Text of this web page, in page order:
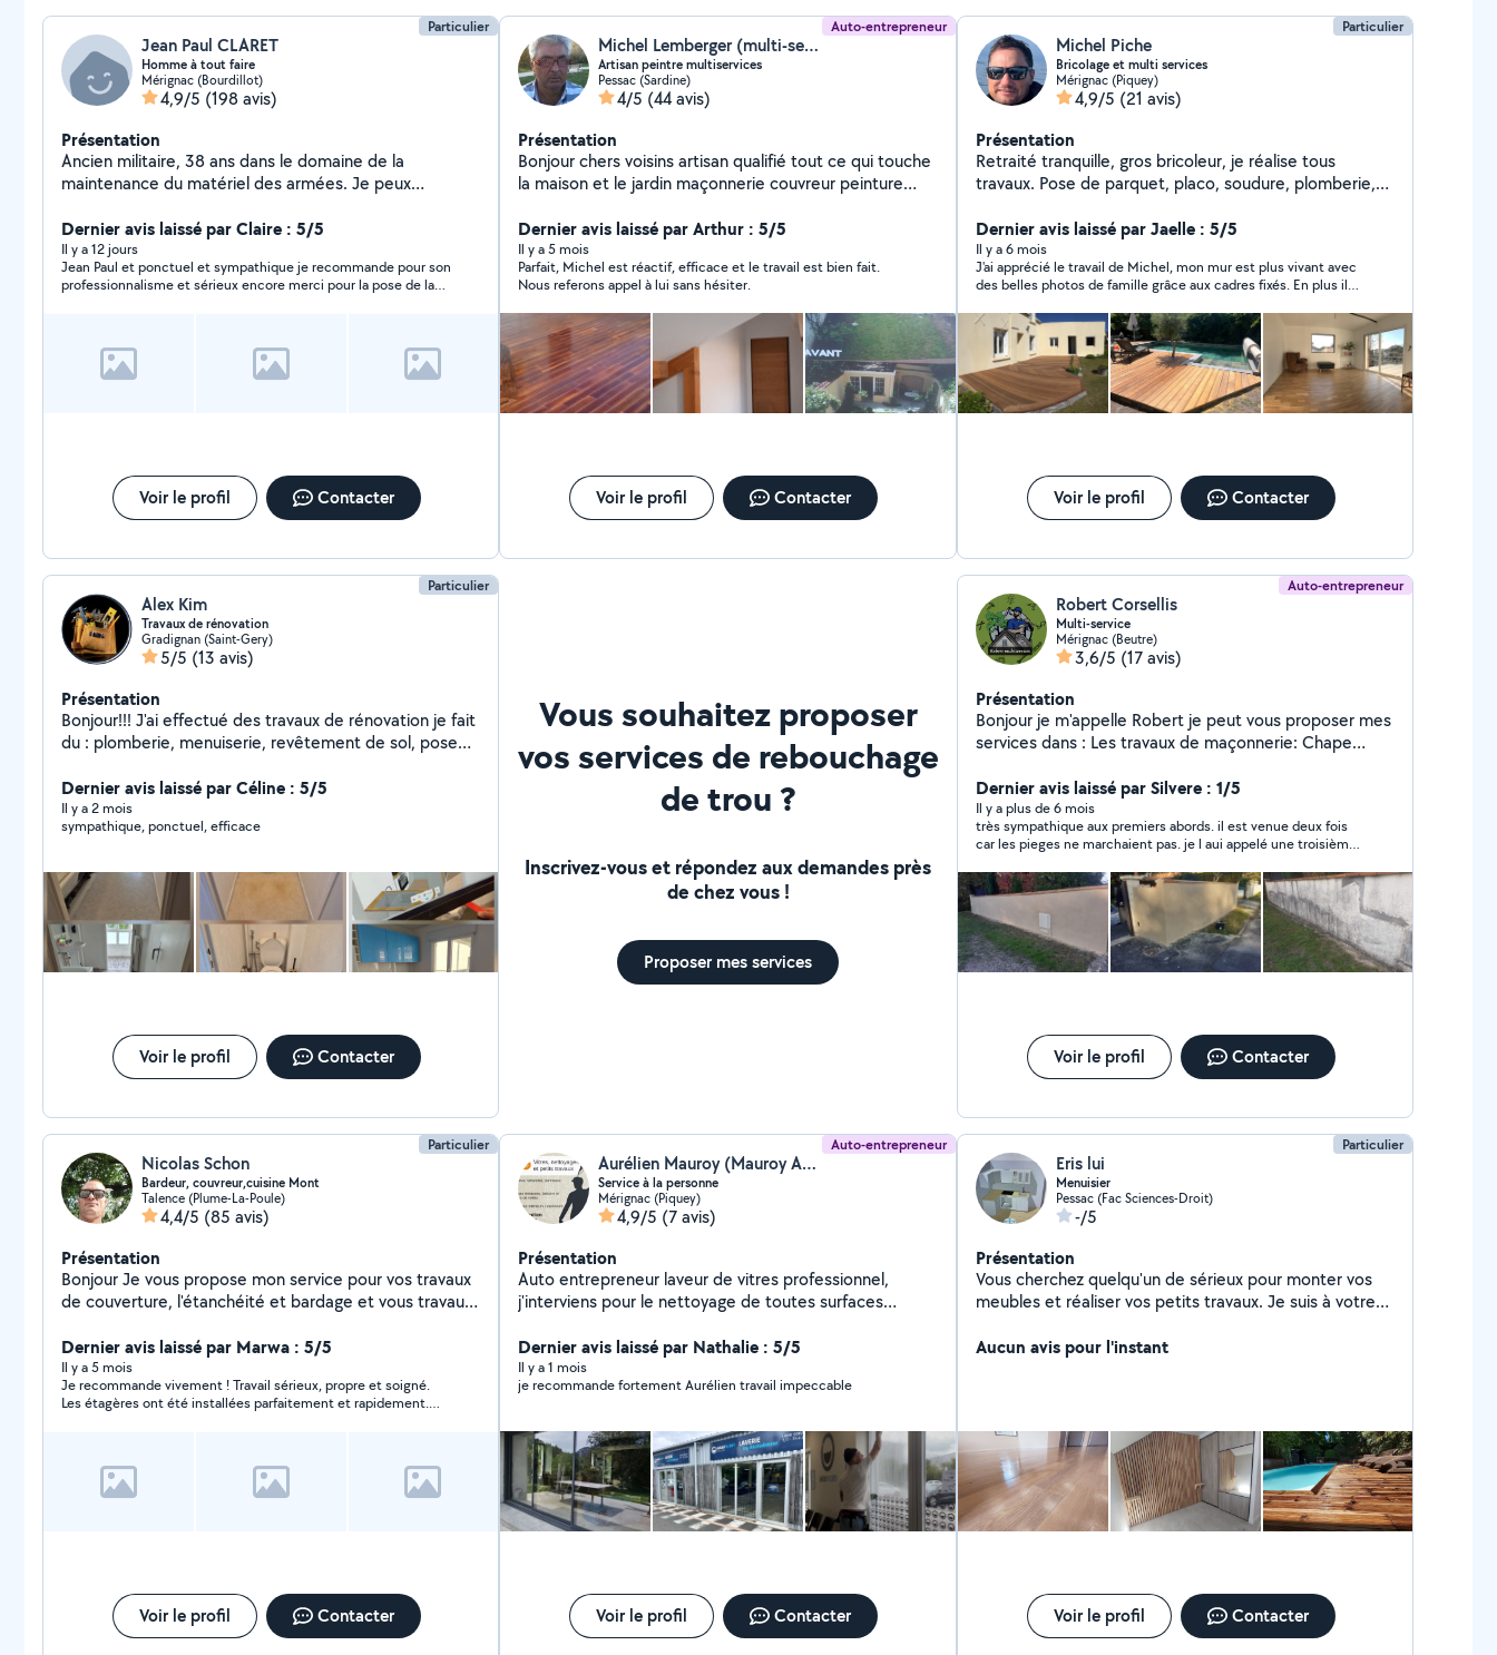
Particulier
Jean Paul CLARET
Homme à tout faire
Mérignac (Bourdillot)
4,9/5 (198 avis)
Présentation
Ancien militaire, 38 ans dans le domaine de la
maintenance du matériel des armées. Je peux
évacuations diverses et autres...Aide à la personne
pour les courses...
Dernier avis laissé par Claire : 5/5
Il y a 12 jours
Jean Paul et ponctuel et sympathique je recommande pour son
professionnalisme et sérieux encore merci pour la pose de la
Voir le profil Contacter
Auto-entrepreneur
Michel Lemberger (multi-services)
Artisan peintre multiservices
Pessac (Sardine)
4/5 (44 avis)
Présentation
Bonjour chers voisins artisan qualifié tout ce qui touche
la maison et le jardin maçonnerie couvreur peinture
gravats et déchets et autres
Dernier avis laissé par Arthur : 5/5
Il y a 5 mois
Parfait, Michel est réactif, efficace et le travail est bien fait.
Nous referons appel à lui sans hésiter.
Voir le profil Contacter
Particulier
Michel Piche
Bricolage et multi services
Mérignac (Piquey)
4,9/5 (21 avis)
Présentation
Retraité tranquille, gros bricoleur, je réalise tous
travaux. Pose de parquet, placo, soudure, plomberie,
Spécialiste des terrasses en bois. Si vous m'envoyez
une demande et que vous recevez une déclinaison de
ma part, c'est probablement que votre périmètre est
trop éloigné de mes préférences sur le site et je ne
peux donc vous répondre y compris par message.
Dernier avis laissé par Jaelle : 5/5
Il y a 6 mois
J'ai apprécié le travail de Michel, mon mur est plus vivant avec
des belles photos de famille grâce aux cadres fixés. En plus il
Voir le profil Contacter
Particulier
Alex Kim
Travaux de rénovation
Gradignan (Saint-Gery)
5/5 (13 avis)
Présentation
Bonjour!!! J'ai effectué des travaux de rénovation je fait
du : plomberie, menuiserie, revêtement de sol, pose
peinture, électricité domestique, montage de
meubles, installation de cuisines...
Dernier avis laissé par Céline : 5/5
Il y a 2 mois
sympathique, ponctuel, efficace
Voir le profil Contacter
Vous souhaitez proposer
vos services de rebouchage
de trou ?
Inscrivez-vous et répondez aux demandes près
de chez vous !
Proposer mes services
Auto-entrepreneur
Robert Corsellis
Multi-service
Mérignac (Beutre)
3,6/5 (17 avis)
Présentation
Bonjour je m'appelle Robert je peut vous proposer mes
services dans : Les travaux de maçonnerie: Chape
débarra de déchets etc ) Les travaux d'espace vert :
Tonte de pelouse Taille de haie et arbuste Nettoyage
bâtiment extérieur : Toiture Pignon Façade N'hésiter
pas à me contacter en cas de besoin je me ferait un
plaisir de vous rendre service Travaille propre et soigner
Personne sérieux et respectueux d'autrui Déplacement
et devis gratuit
Dernier avis laissé par Silvere : 1/5
Il y a plus de 6 mois
très sympathique aux premiers abords. il est venue deux fois
car les pieges ne marchaient pas. je l aui appelé une troisième
laissé un message mais ne m'a jamais rappelé.... bilan des
courses j ai toujours mon nuisible et j ai dépensé 100 euros
pour rien. bref je ss déçu par cet artisan qui m à laissé tombé
comme une vieille chaussette.
Voir le profil Contacter
Particulier
Nicolas Schon
Bardeur, couvreur,cuisine Mont
Talence (Plume-La-Poule)
4,4/5 (85 avis)
Présentation
Bonjour Je vous propose mon service pour vos travaux
de couverture, l'étanchéité et bardage et vous travaux
de cuisine et meuble Livraison Courageux, sens du
travail,ponctuel Courtois et arrangent Devis gratuit
déplacement gratuit Conseil A bientôt
Dernier avis laissé par Marwa : 5/5
Il y a 5 mois
Je recommande vivement ! Travail sérieux, propre et soigné.
Les étagères ont été installées parfaitement et rapidement.
Voir le profil Contacter
Auto-entrepreneur
Aurélien Mauroy (Mauroy Aurélien)
Service à la personne
Mérignac (Piquey)
4,9/5 (7 avis)
Présentation
Auto entrepreneur laveur de vitres professionnel,
j'interviens pour le nettoyage de toutes surfaces
télescopique. 50 % d'avance immédiate (crédit
d'impôt services à la personne) Vitres, vitrines, baies
vitrées, vérandas Accès aux zones difficiles sans
Intervention rapide, efficace et en toute sécurité
Disponible pour particuliers et professionnels, en
prestation ponctuelle ou régulière. Je propose
également le nettoyage de votre domicile qui vous
reviendrait à 15/h
Dernier avis laissé par Nathalie : 5/5
Il y a 1 mois
je recommande fortement Aurélien travail impeccable
Voir le profil Contacter
Particulier
Eris lui
Menuisier
Pessac (Fac Sciences-Droit)
-/5
Présentation
Vous cherchez quelqu'un de sérieux pour monter vos
meubles et réaliser vos petits travaux. Je suis à votre
qualité. Montage et installation : cuisine lit armoire
réglage des robinets et ampoule . Intervention rapide
Travail soigner Prix raisonnable Contacter -moi je
réponds rapidement.
Aucun avis pour l'instant
Voir le profil Contacter